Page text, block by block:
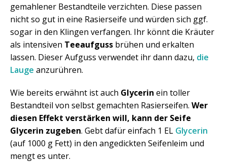
gemahlener Bestandteile verzichten. Diese passen
nicht so gut in eine Rasierseife und würden sich ggf.
sogar in den Klingen verfangen. Ihr könnt die Kräuter
als intensiven Teeaufguss brühen und erkalten
lassen. Dieser Aufguss verwendet ihr dann dazu, die
Lauge anzurühren.
Wie bereits erwähnt ist auch Glycerin ein toller
Bestandteil von selbst gemachten Rasierseifen. Wer
diesen Effekt verstärken will, kann der Seife
Glycerin zugeben. Gebt dafür einfach 1 EL Glycerin
(auf 1000 g Fett) in den angedickten Seifenleim und
mengt es unter.